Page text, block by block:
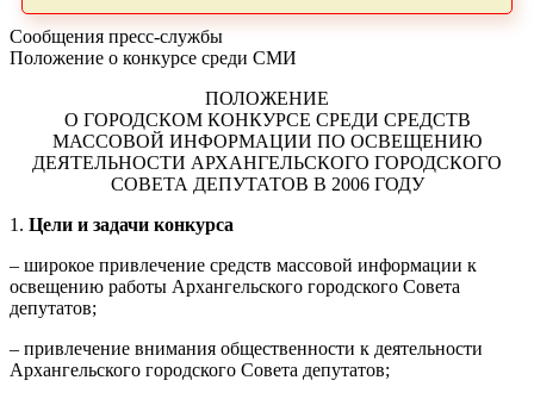
Сообщения пресс-службы
Положение о конкурсе среди СМИ
ПОЛОЖЕНИЕ
О ГОРОДСКОМ КОНКУРСЕ СРЕДИ СРЕДСТВ
МАССОВОЙ ИНФОРМАЦИИ ПО ОСВЕЩЕНИЮ
ДЕЯТЕЛЬНОСТИ АРХАНГЕЛЬСКОГО ГОРОДСКОГО
СОВЕТА ДЕПУТАТОВ В 2006 ГОДУ
1. Цели и задачи конкурса
– широкое привлечение средств массовой информации к
освещению работы Архангельского городского Совета
депутатов;
– привлечение внимания общественности к деятельности
Архангельского городского Совета депутатов;